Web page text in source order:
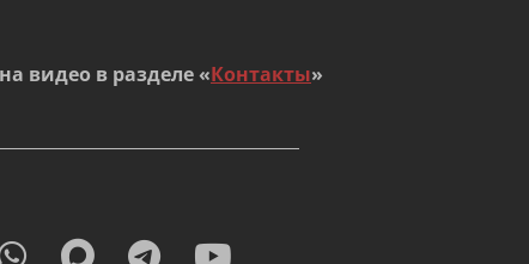
видео в разделе «Контакты»